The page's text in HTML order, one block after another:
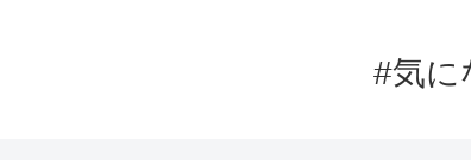
#気に